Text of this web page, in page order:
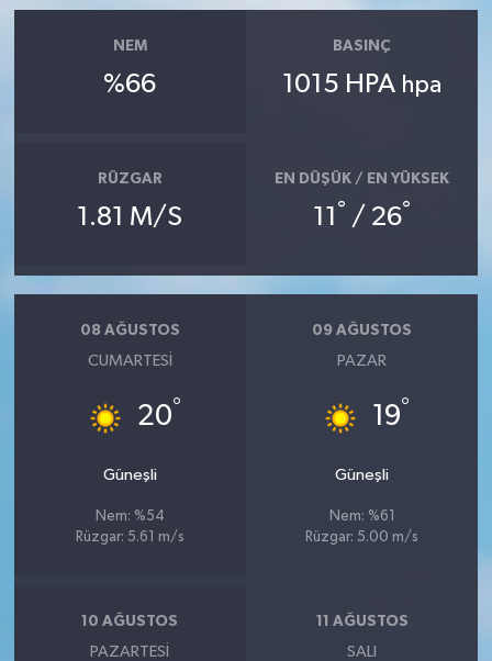
NEM
%66
BASINÇ
1015 HPA hpa
RÜZGAR
1.81 M/S
EN DÜŞÜK / EN YÜKSEK
11 ° / 26°
08 AĞUSTOS
CUMARTESI
20°
Güneşli
Nem: %54
Rüzgar: 5.61 m/s
09 AĞUSTOS
PAZAR
19°
Güneşli
Nem: %61
Rüzgar: 5.00 m/s
10 AĞUSTOS
PAZARTESI
11 AĞUSTOS
SALI